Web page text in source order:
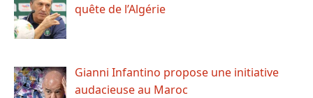
quête de l’Algérie
Gianni Infantino propose une initiative
audacieuse au Maroc